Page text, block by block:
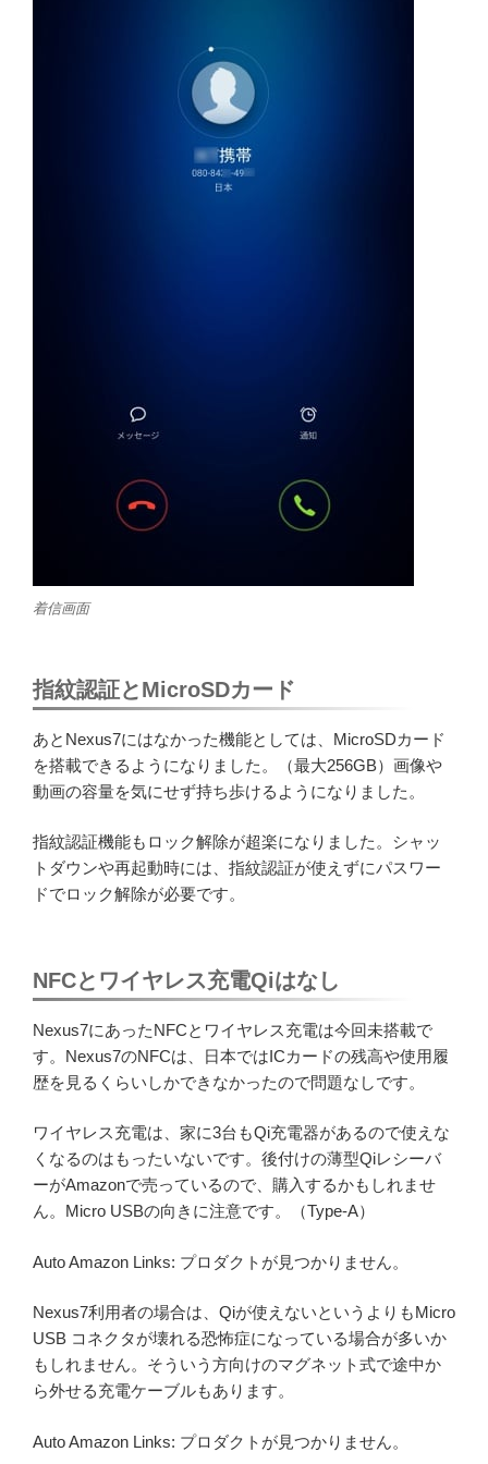
着信画面
指紋認証とMicroSDカード
あとNexus7にはなかった機能としては、MicroSDカード
を搭載できるようになりました。（最大256GB）画像や
動画の容量を気にせず持ち歩けるようになりました。
指紋認証機能もロック解除が超楽になりました。シャッ
トダウンや再起動時には、指紋認証が使えずにパスワー
ドでロック解除が必要です。
NFCとワイヤレス充電Qiはなし
Nexus7にあったNFCとワイヤレス充電は今回未搭載で
す。Nexus7のNFCは、日本ではICカードの残高や使用履
歴を見るくらいしかできなかったので問題なしです。
ワイヤレス充電は、家に3台もQi充電器があるので使えな
くなるのはもったいないです。後付けの薄型Qiレシーバ
ーがAmazonで売っているので、購入するかもしれませ
ん。Micro USBの向きに注意です。（Type-A）
Auto Amazon Links: プロダクトが見つかりません。
Nexus7利用者の場合は、Qiが使えないというよりもMicro
USB コネクタが壊れる恐怖症になっている場合が多いか
もしれません。そういう方向けのマグネット式で途中か
ら外せる充電ケーブルもあります。
Auto Amazon Links: プロダクトが見つかりません。